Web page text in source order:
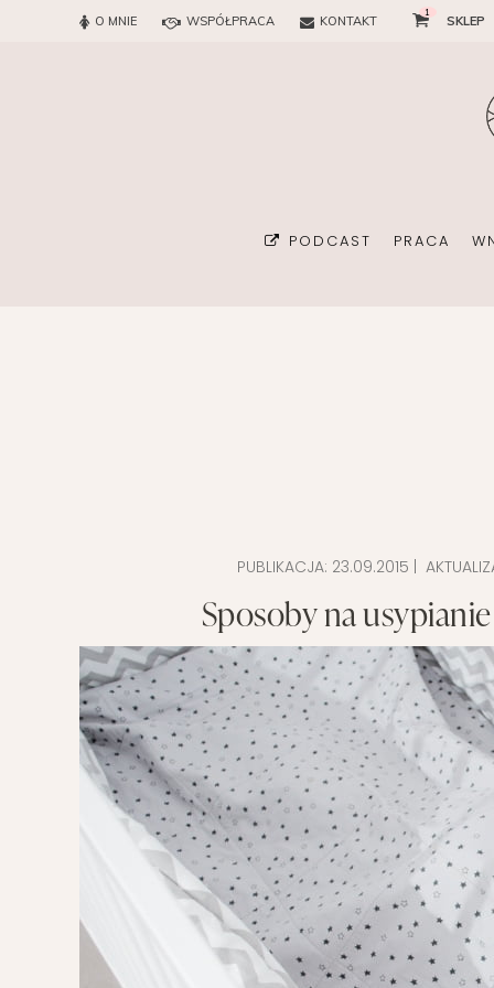
O MNIE WSPÓŁPRACA KONTAKT
1
SKLEP
PODCAST PRACA
PUBLIKACJA: 23.09.2015 |
Sposoby na